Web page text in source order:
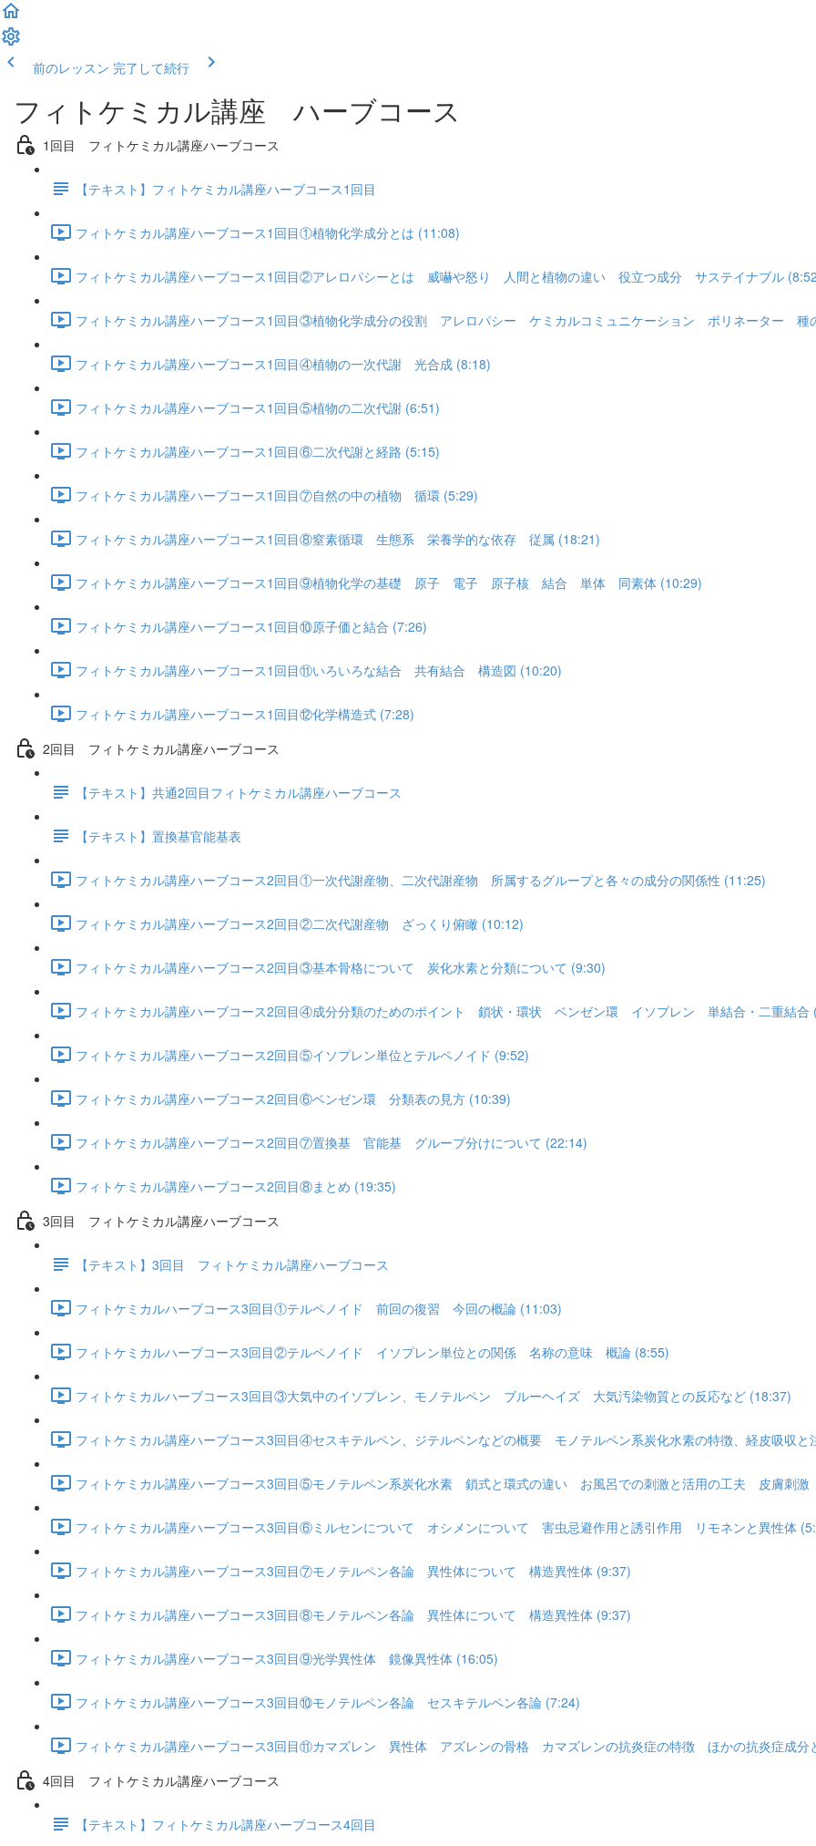
前のレッスン 完了して続行
フィトケミカル講座 ハーブコース
1回目 フィトケミカル講座ハーブコース
【テキスト】フィトケミカル講座ハーブコース1回目
フィトケミカル講座ハーブコース1回目①植物化学成分とは (11:08)
フィトケミカル講座ハーブコース1回目②アレロパシーとは 威嚇や怒り 人間と植物の違い 役立つ成分 サステイナブル
フィトケミカル講座ハーブコース1回目③植物化学成分の役割 アレロパシー ケミカルコミュニケーション ポリネーター 種
フィトケミカル講座ハーブコース1回目④植物の一次代謝 光合成 (8:18)
フィトケミカル講座ハーブコース1回目⑤植物の二次代謝 (6:51)
フィトケミカル講座ハーブコース1回目⑥二次代謝と経路 (5:15)
フィトケミカル講座ハーブコース1回目⑦自然の中の植物 循環 (5:29)
フィトケミカル講座ハーブコース1回目⑧窒素循環 生態系 栄養学的な依存 従属 (18:21)
フィトケミカル講座ハーブコース1回目⑨植物化学の基礎 原子 電子 原子核 結合 単体 同素体 (10:29)
フィトケミカル講座ハーブコース1回目⑩原子価と結合 (7:26)
フィトケミカル講座ハーブコース1回目⑪いろいろな結合 共有結合 構造図 (10:20)
フィトケミカル講座ハーブコース1回目⑫化学構造式 (7:28)
2回目 フィトケミカル講座ハーブコース
【テキスト】共通2回目フィトケミカル講座ハーブコース
【テキスト】置換基官能基表
フィトケミカル講座ハーブコース2回目①一次代謝産物、二次代謝産物 所属するグループと各々の成分の関係性 (11:25)
フィトケミカル講座ハーブコース2回目②二次代謝産物 ざっくり俯瞰 (10:12)
フィトケミカル講座ハーブコース2回目③基本骨格について 炭化水素と分類について (9:30)
フィトケミカル講座ハーブコース2回目④成分分類のためのポイント 鎖状・環状 ベンゼン環 イソプレン 単結合・二重結合
フィトケミカル講座ハーブコース2回目⑤イソプレン単位とテルペノイド (9:52)
フィトケミカル講座ハーブコース2回目⑥ベンゼン環 分類表の見方 (10:39)
フィトケミカル講座ハーブコース2回目⑦置換基 官能基 グループ分けについて (22:14)
フィトケミカル講座ハーブコース2回目⑧まとめ (19:35)
3回目 フィトケミカル講座ハーブコース
【テキスト】3回目 フィトケミカル講座ハーブコース
フィトケミカルハーブコース3回目①テルペノイド 前回の復習 今回の概論 (11:03)
フィトケミカルハーブコース3回目②テルペノイド イソプレン単位との関係 名称の意味 概論 (8:55)
フィトケミカルハーブコース3回目③大気中のイソプレン、モノテルペン ブルーヘイズ 大気汚染物質との反応など (18:37)
フィトケミカル講座ハーブコース3回目④セスキテルペン、ジテルペンなどの概要 モノテルペン系炭化水素の特徴、経皮吸収と
フィトケミカル講座ハーブコース3回目⑤モノテルペン系炭化水素 鎖式と環式の違い お風呂での刺激と活用の工夫 皮膚刺
フィトケミカル講座ハーブコース3回目⑥ミルセンについて オシメンについて 害虫忌避作用と誘引作用 リモネンと異性体
フィトケミカル講座ハーブコース3回目⑦モノテルペン各論 異性体について 構造異性体 (9:37)
フィトケミカル講座ハーブコース3回目⑧モノテルペン各論 異性体について 構造異性体 (9:37)
フィトケミカル講座ハーブコース3回目⑨光学異性体 鏡像異性体 (16:05)
フィトケミカル講座ハーブコース3回目⑩モノテルペン各論 セスキテルペン各論 (7:24)
フィトケミカル講座ハーブコース3回目⑪カマズレン 異性体 アズレンの骨格 カマズレンの抗炎症の特徴 ほかの抗炎症成分
4回目 フィトケミカル講座ハーブコース
【テキスト】フィトケミカル講座ハーブコース4回目